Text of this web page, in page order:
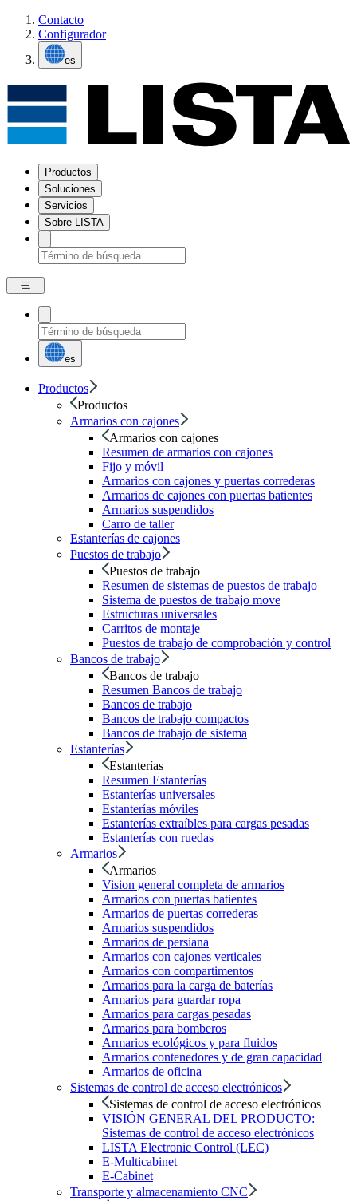
Contacto
Configurador
es
Productos
Soluciones
Servicios
Sobre LISTA
es
Productos
Productos
Armarios con cajones
Armarios con cajones
Resumen de armarios con cajones
Fijo y móvil
Armarios con cajones y puertas correderas
Armarios de cajones con puertas batientes
Armarios suspendidos
Carro de taller
Estanterías de cajones
Puestos de trabajo
Puestos de trabajo
Resumen de sistemas de puestos de trabajo
Sistema de puestos de trabajo move
Estructuras universales
Carritos de montaje
Puestos de trabajo de comprobación y control
Bancos de trabajo
Bancos de trabajo
Resumen Bancos de trabajo
Bancos de trabajo
Bancos de trabajo compactos
Bancos de trabajo de sistema
Estanterías
Estanterías
Resumen Estanterías
Estanterías universales
Estanterías móviles
Estanterías extraíbles para cargas pesadas
Estanterías con ruedas
Armarios
Armarios
Vision general completa de armarios
Armarios con puertas batientes
Armarios de puertas correderas
Armarios suspendidos
Armarios de persiana
Armarios con cajones verticales
Armarios con compartimentos
Armarios para la carga de baterías
Armarios para guardar ropa
Armarios para cargas pesadas
Armarios para bomberos
Armarios ecológicos y para fluidos
Armarios contenedores y de gran capacidad
Armarios de oficina
Sistemas de control de acceso electrónicos
Sistemas de control de acceso electrónicos
VISIÓN GENERAL DEL PRODUCTO:
Sistemas de control de acceso electrónicos
LISTA Electronic Control (LEC)
E-Multicabinet
E-Cabinet
Transporte y almacenamiento CNC